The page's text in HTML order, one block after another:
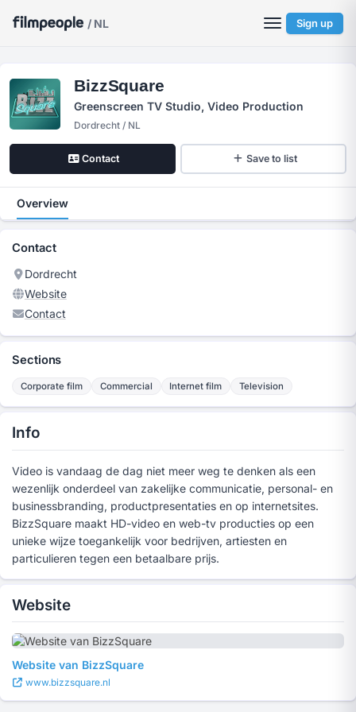
/ NL Sign up
BizzSquare
Greenscreen TV Studio, Video Production
Dordrecht / NL
Contact Save to list
Overview
Contact
Dordrecht
Website
Contact
Sections
Corporate film Commercial Internet film Television
Info
Video is vandaag de dag niet meer weg te denken als een
wezenlijk onderdeel van zakelijke communicatie, personal- en
businessbranding, productpresentaties en op internetsites.
BizzSquare maakt HD-video en web-tv producties op een
unieke wijze toegankelijk voor bedrijven, artiesten en
particulieren tegen een betaalbare prijs.
Website
Website van BizzSquare
www.bizzsquare.nl